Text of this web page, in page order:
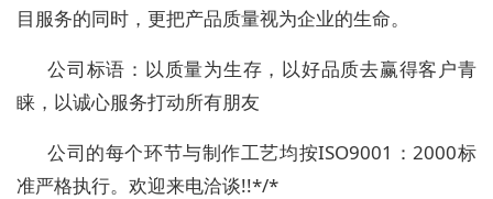
目服务的同时，更把产品质量视为企业的生命。
公司标语：以质量为生存，以好品质去赢得客户青
睐，以诚心服务打动所有朋友
公司的每个环节与制作工艺均按ISO9001：2000标
准严格执行。欢迎来电洽谈!!*/*